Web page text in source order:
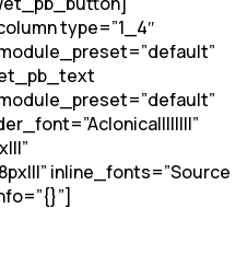
type=”1_4″
inline_fonts=”Source